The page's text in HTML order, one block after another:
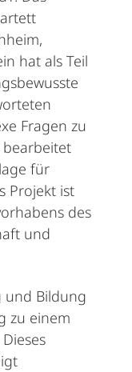
hat als Teil
Fragen zu
für
Projekt ist
des
und
und Bildung
zu einem